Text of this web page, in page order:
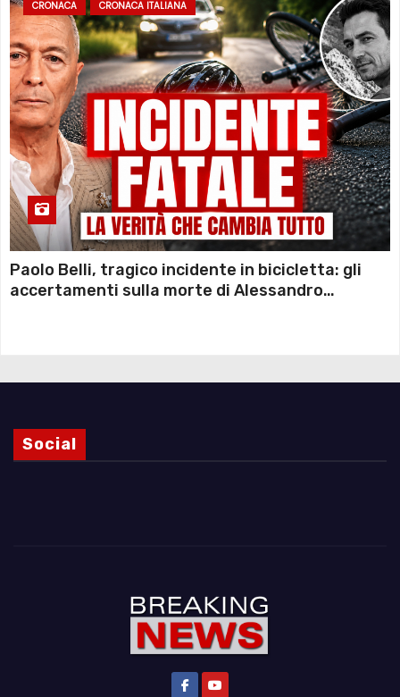
CRONACA CRONACA ITALIANA
Paolo Belli, tragico incidente in bicicletta: gli
accertamenti sulla morte di Alessandro
Social